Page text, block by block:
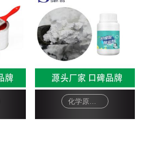
化学原料硅藻土助滤剂-柠檬酸除垢剂